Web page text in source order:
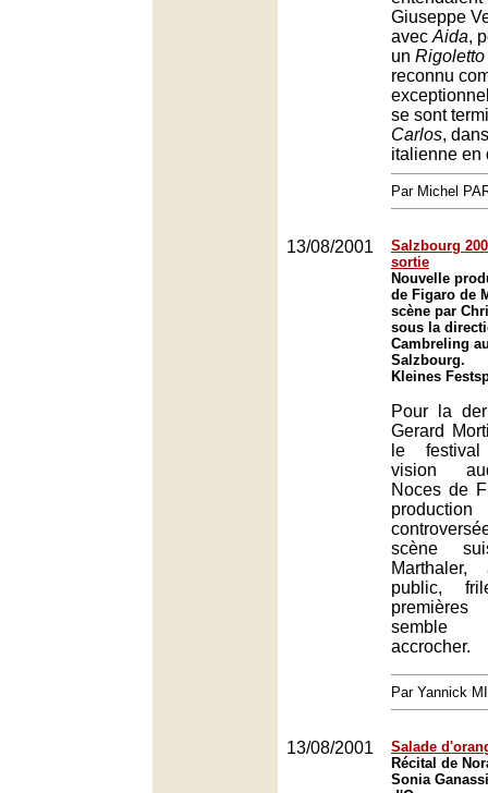
Giuseppe
avec Aida,
un Rigoletto
reconnu
se sont
Carlos,
italienne en
Par Michel
13/08/2001
Salzbourg
sortie
Nouvelle
de Figaro de
scène par
sous la
Cambreling
Salzbourg.
Kleines
Pour la
Gerard
le
vision
Noces de
scène
public,
premières
semble
accrocher.
Par Yannick
13/08/2001
Salade
Récital de
Sonia